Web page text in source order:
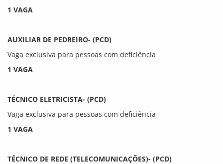
1 VAGA
AUXILIAR DE PEDREIRO- (PCD)
Vaga exclusiva para pessoas com deficiência
1 VAGA
TÉCNICO ELETRICISTA- (PCD)
Vaga exclusiva para pessoas com deficiência
1 VAGA
TÉCNICO DE REDE (TELECOMUNICAÇÕES)- (PCD)